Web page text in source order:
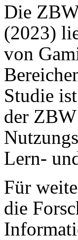
Die
(2023)
von
Studie
der
Lern-
Für
die